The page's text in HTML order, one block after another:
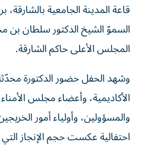
قاعة المدينة الجامعية
السموّ الشيخ الدكتور سلطان
المجلس الأعلى حاكم الشارقة.
وشهد الحفل حضور الدكتورة
الأكاديمية، وأعضاء مجلس
والمسؤولين، وأولياء أمور
احتفالية عكست حجم الإنجاز